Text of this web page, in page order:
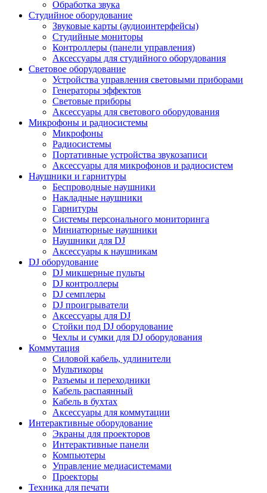
Обработка звука
Студийное оборудование
Звуковые карты (аудиоинтерфейсы)
Студийные мониторы
Контроллеры (панели управления)
Аксессуары для студийного оборудования
Световое оборудование
Устройства управления световыми приборами
Генераторы эффектов
Световые приборы
Аксессуары для светового оборудования
Микрофоны и радиосистемы
Микрофоны
Радиосистемы
Портативные устройства звукозаписи
Аксессуары для микрофонов и радиосистем
Наушники и гарнитуры
Беспроводные наушники
Накладные наушники
Гарнитуры
Системы персонального мониторинга
Миниатюрные наушники
Наушники для DJ
Аксессуары к наушникам
DJ оборудование
DJ микшерные пульты
DJ контроллеры
DJ семплеры
DJ проигрыватели
Аксессуары для DJ
Стойки под DJ оборудование
Чехлы и сумки для DJ оборудования
Коммутация
Силовой кабель, удлинители
Мультикоры
Разъемы и переходники
Кабель распаянный
Кабель в бухтах
Аксессуары для коммутации
Интерактивные оборудование
Экраны для проекторов
Интерактивные панели
Компьютеры
Управление медиасистемами
Проекторы
Техника для печати